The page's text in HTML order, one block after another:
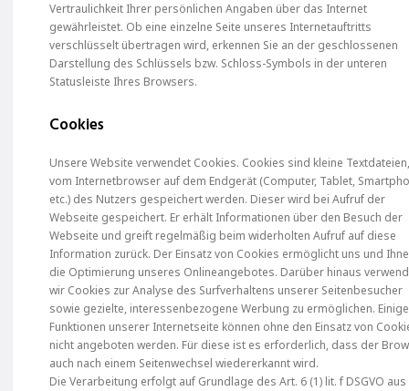
Vertraulichkeit Ihrer persönlichen Angaben über das Internet
gewährleistet. Ob eine einzelne Seite unseres Internetauftritts
verschlüsselt übertragen wird, erkennen Sie an der geschlossenen
Darstellung des Schlüssels bzw. Schloss-Symbols in der unteren
Statusleiste Ihres Browsers.
Cookies
Unsere Website verwendet Cookies. Cookies sind kleine
vom Internetbrowser auf dem Endgerät (Computer, Tablet,
etc.) des Nutzers gespeichert werden. Dieser wird bei Aufruf der
Webseite gespeichert. Er erhält Informationen über den Besuch der
Webseite und greift regelmäßig beim widerholten Aufruf auf diese
Information zurück. Der Einsatz von Cookies ermöglicht uns und
die Optimierung unseres Onlineangebotes. Darüber hinaus
wir Cookies zur Analyse des Surfverhaltens unserer Seitenbesucher
sowie gezielte, interessenbezogene Werbung zu ermöglichen. Einige
Funktionen unserer Internetseite können ohne den Einsatz von
nicht angeboten werden. Für diese ist es erforderlich, dass der
auch nach einem Seitenwechsel wiedererkannt wird.
Die Verarbeitung erfolgt auf Grundlage des Art. 6 (1) lit. f DSGVO